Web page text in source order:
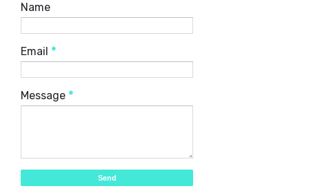
Name
Email *
Message *